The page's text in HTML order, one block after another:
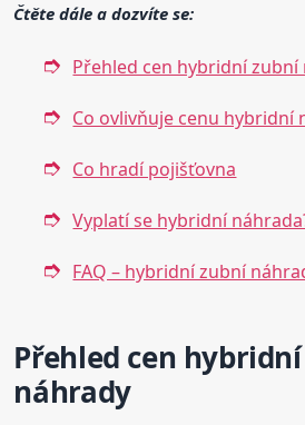
Čtěte dále a dozvíte se:
Přehled cen hybridní zubní
Co ovlivňuje cenu hybridní
Co hradí pojišťovna
Vyplatí se hybridní
FAQ – hybridní zubní
Přehled cen
náhrady